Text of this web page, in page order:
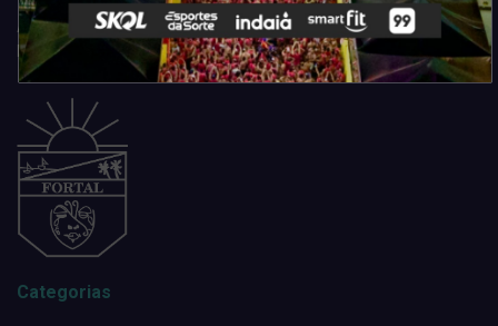
Acompanhe todas as novidades do entretenimento na região de
Fortaleza. Dicas, promoções, coberturas exclusivas e muito mais.
Categorias